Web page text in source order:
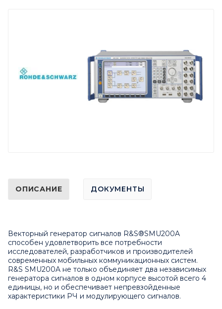
ОПИСАНИЕ ДОКУМЕНТЫ
Векторный генератор сигналов R&S®SMU200A
способен удовлетворить все потребности
исследователей, разработчиков и производителей
современных мобильных коммуникационных систем.
R&S SMU200A не только объединяет два независимых
генератора сигналов в одном корпусе высотой всего 4
единицы, но и обеспечивает непревзойденные
характеристики РЧ и модулирующего сигналов.